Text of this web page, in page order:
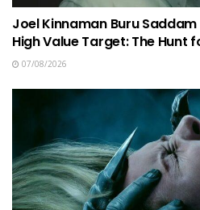
Joel Kinnaman Buru
High Value Target: The Hunt
07/08/2026